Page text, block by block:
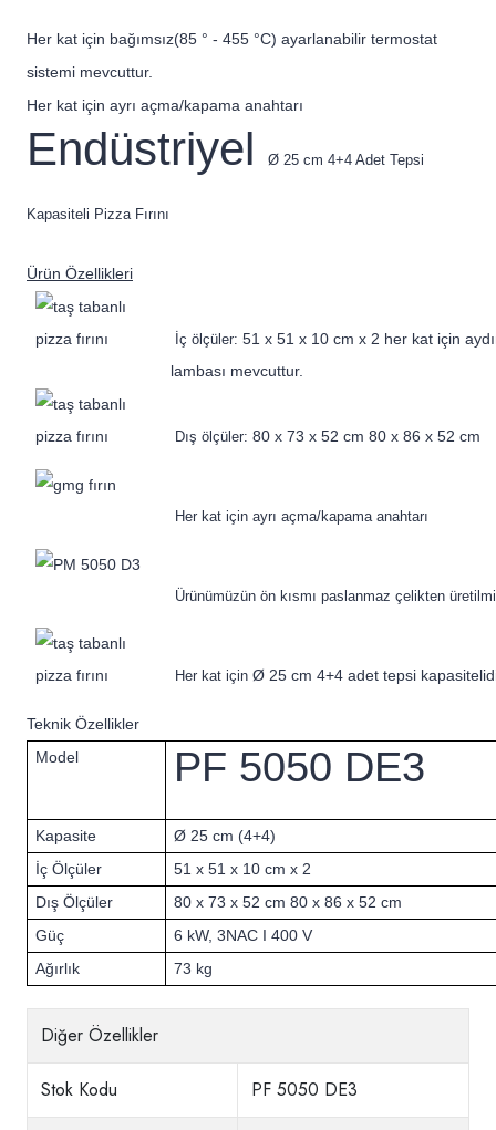
Her kat için bağımsız(85 ° - 455 °C) ayarlanabilir termostat
sistemi mevcuttur.
Her kat için ayrı açma/kapama anahtarı
Endüstriyel Ø 25 cm 4+4 Adet Tepsi
Kapasiteli Pizza Fırını
Ürün Özellikleri
İç ölçüler: 51 x 51 x 10 cm x 2 her kat için
lambası mevcuttur.
Dış ölçüler: 80 x 73 x 52 cm 80 x 86 x 52 cm
Her kat için ayrı açma/kapama anahtarı
Ürünümüzün ön kısmı paslanmaz çelikten
Her kat içinØ 25 cm 4+4 adet tepsi
Teknik Özellikler
Model
PF 5050 DE3
Kapasite
Ø 25 cm (4+4)
İç Ölçüler
51 x 51 x 10 cm x 2
Dış Ölçüler
80 x 73 x 52 cm 80 x 86 x 52 cm
Güç
6 kW, 3NAC I 400 V
Ağırlık
73 kg
Diğer Özellikler
Stok Kodu PF 5050 DE3